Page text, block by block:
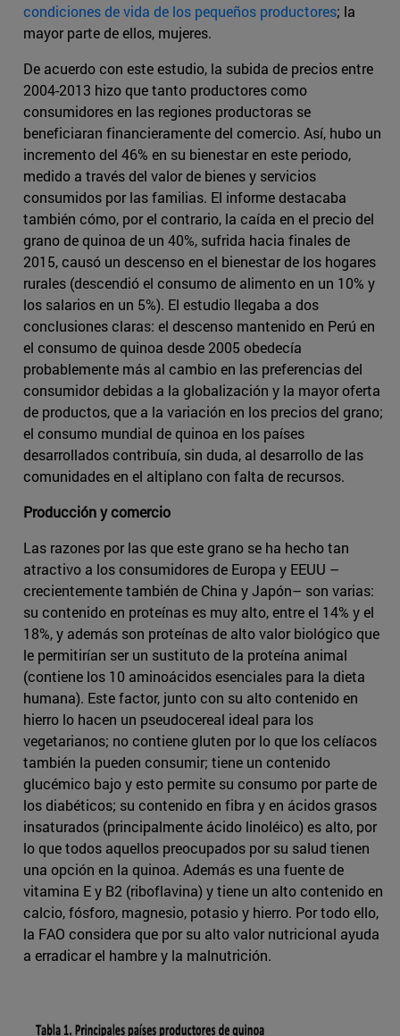
condiciones de vida de los pequeños productores; la
mayor parte de ellos, mujeres.
De acuerdo con este estudio, la subida de precios entre
2004-2013 hizo que tanto productores como
consumidores en las regiones productoras se
beneficiaran financieramente del comercio. Así, hubo un
incremento del 46% en su bienestar en este periodo,
medido a través del valor de bienes y servicios
consumidos por las familias. El informe destacaba
también cómo, por el contrario, la caída en el precio del
grano de quinoa de un 40%, sufrida hacia finales de
2015, causó un descenso en el bienestar de los hogares
rurales (descendió el consumo de alimento en un 10% y
los salarios en un 5%). El estudio llegaba a dos
conclusiones claras: el descenso mantenido en Perú en
el consumo de quinoa desde 2005 obedecía
probablemente más al cambio en las preferencias del
consumidor debidas a la globalización y la mayor oferta
de productos, que a la variación en los precios del grano;
el consumo mundial de quinoa en los países
desarrollados contribuía, sin duda, al desarrollo de las
comunidades en el altiplano con falta de recursos.
Producción y comercio
Las razones por las que este grano se ha hecho tan
atractivo a los consumidores de Europa y EEUU –
crecientemente también de China y Japón– son varias:
su contenido en proteínas es muy alto, entre el 14% y el
18%, y además son proteínas de alto valor biológico que
le permitirían ser un sustituto de la proteína animal
(contiene los 10 aminoácidos esenciales para la dieta
humana). Este factor, junto con su alto contenido en
hierro lo hacen un pseudocereal ideal para los
vegetarianos; no contiene gluten por lo que los celíacos
también la pueden consumir; tiene un contenido
glucémico bajo y esto permite su consumo por parte de
los diabéticos; su contenido en fibra y en ácidos grasos
insaturados (principalmente ácido linoléico) es alto, por
lo que todos aquellos preocupados por su salud tienen
una opción en la quinoa. Además es una fuente de
vitamina E y B2 (riboflavina) y tiene un alto contenido en
calcio, fósforo, magnesio, potasio y hierro. Por todo ello,
la FAO considera que por su alto valor nutricional ayuda
a erradicar el hambre y la malnutrición.